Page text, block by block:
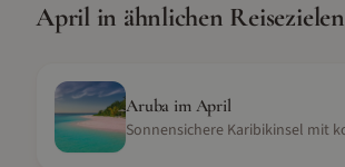
Aprilin ähnlichen Reisezielen
Aruba im April